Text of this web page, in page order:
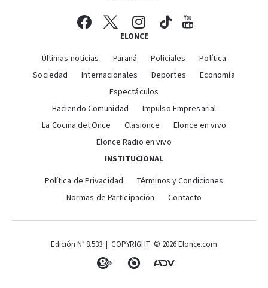
ELONCE
Últimas noticias Paraná Policiales
Política
Sociedad
Internacionales Deportes
Economía
Espectáculos
Haciendo Comunidad
Impulso Empresarial
La Cocina del Once
Clasionce
Elonce en vivo
Elonce Radio en vivo
INSTITUCIONAL
Política de Privacidad
Términos y Condiciones
Normas de Participación
Contacto
Edición N° 8.533 | COPYRIGHT: © 2026 Elonce.com